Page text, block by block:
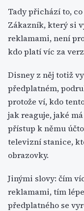
Tady přichází to,
Zákazník, který si
reklamami, není
kdo platí víc za
Disney z něj totiž
předplatném,
protože ví, kdo
jak reaguje, jaké
přístup k němu
televizní stanice,
obrazovky.
Jinými slovy: čím
reklamami, tím
předplatného se